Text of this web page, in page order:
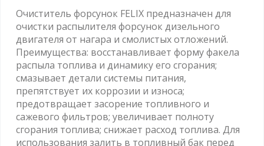
Очиститель форсунок FELIX предназначен для
очистки распылителя форсунок дизельного
двигателя от нагара и смолистых отложений.
Преимущества: восстанавливает форму факела
распыла топлива и динамику его сгорания;
смазывает детали системы питания,
препятствует их коррозии и износа;
предотвращает засорение топливного и
сажевого фильтров; увеличивает полноту
сгорания топлива; снижает расход топлива. Для
использования залить в топливный бак перед